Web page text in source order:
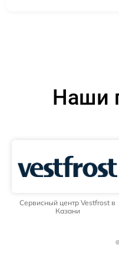
Наши
Сервисный центр Vestfrost в
Казани